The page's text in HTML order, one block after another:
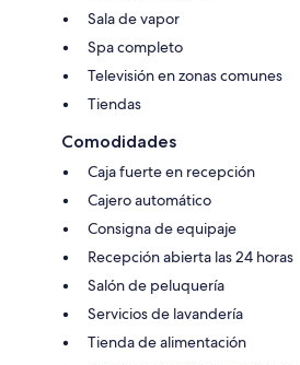
Sala de vapor
Spa completo
Televisión en zonas comunes
Tiendas
Comodidades
Caja fuerte en recepción
Cajero automático
Consigna de equipaje
Recepción abierta las 24 horas
Salón de peluquería
Servicios de lavandería
Tienda de alimentación